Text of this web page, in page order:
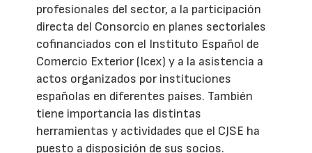
profesionales del sector, a la participación
directa del Consorcio en planes sectoriales
cofinanciados con el Instituto Español de
Comercio Exterior (Icex) y a la asistencia a
actos organizados por instituciones
españolas en diferentes países. También
tiene importancia las distintas
herramientas y actividades que el CJSE ha
puesto a disposición de sus socios.